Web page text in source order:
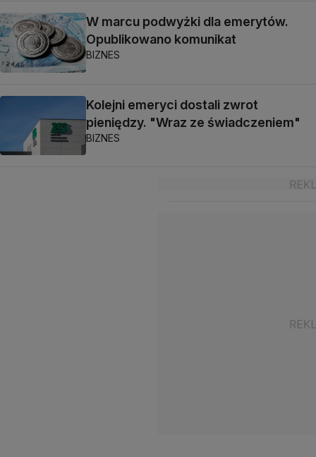
W marcu podwyżki dla emerytów.
Opublikowano komunikat
BIZNES
Kolejni emeryci dostali zwrot
pieniędzy. "Wraz ze świadczeniem"
BIZNES